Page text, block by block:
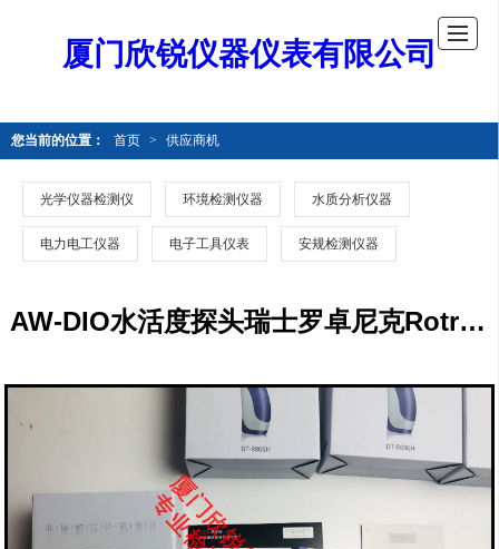
厦门欣锐仪器仪表有限公司
您当前的位置： 首页 > 供应商机
光学仪器检测仪 环境检测仪器 水质分析仪器
电力电工仪器 电子工具仪表 安规检测仪器
AW-DIO水活度探头瑞士罗卓尼克Rotronic水活度探头AW-DIO